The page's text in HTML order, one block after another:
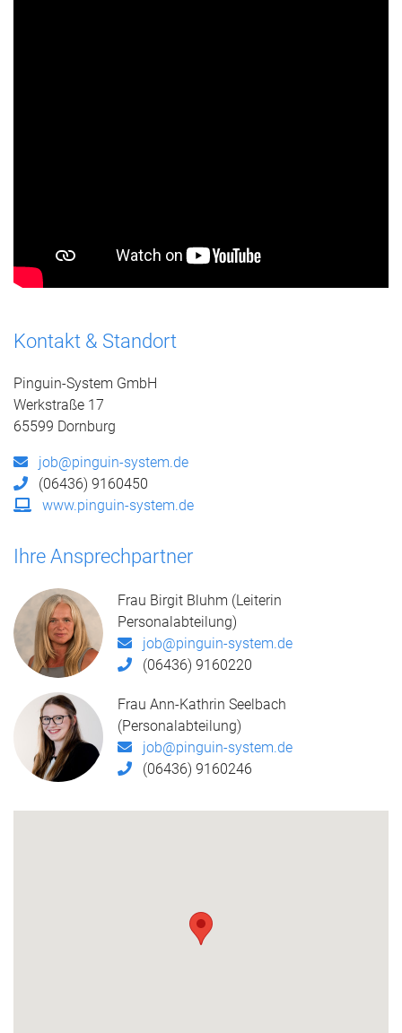
Kontakt & Standort
Pinguin-System GmbH
Werkstraße 17
65599 Dornburg
job@pinguin-system.de
(06436) 9160450
www.pinguin-system.de
Ihre Ansprechpartner
Frau Birgit Bluhm (Leiterin
Personalabteilung)
job@pinguin-system.de
(06436) 9160220
Frau Ann-Kathrin Seelbach
(Personalabteilung)
job@pinguin-system.de
(06436) 9160246